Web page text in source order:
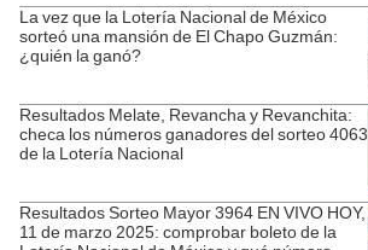
La vez que la Lotería Nacional de México
sorteó una mansión de El Chapo Guzmán:
¿quién la ganó?
Resultados Melate, Revancha y Revanchita:
checa los números ganadores del sorteo 4063
de la Lotería Nacional
Resultados Sorteo Mayor 3964 EN VIVO HOY,
11 de marzo 2025: comprobar boleto de la